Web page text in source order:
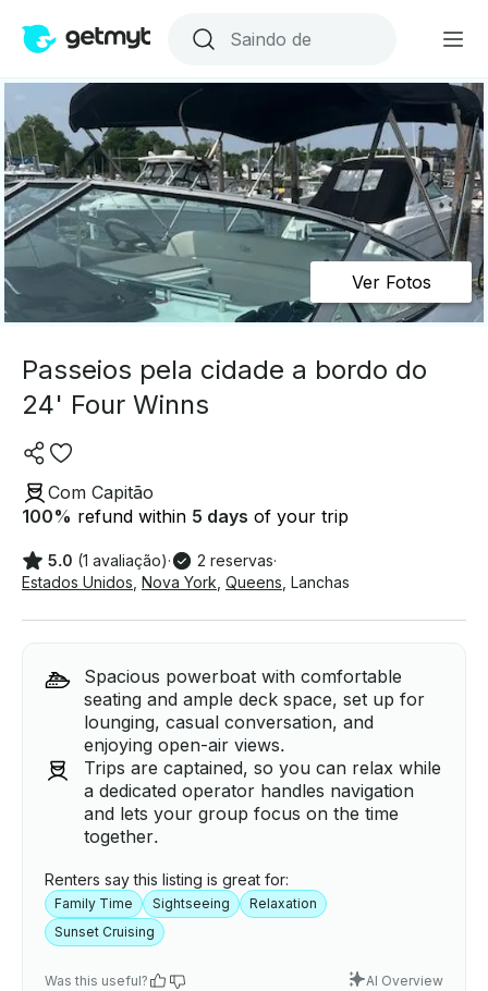
Ver Fotos
Passeios pela cidade a bordo do
24' Four Winns
Com Capitão
100% refund within 5 days of your trip
5.0 (1 avaliação)· 2 reservas·
Estados Unidos Nova York Queens Lanchas
Spacious powerboat with comfortable
seating and ample deck space, set up for
lounging, casual conversation, and
enjoying open-air views.
Trips are captained, so you can relax while
a dedicated operator handles navigation
and lets your group focus on the time
together.
Renters say this listing is great for:
Family Time Sightseeing
Relaxation
Sunset Cruising
Was this useful? AI Overview